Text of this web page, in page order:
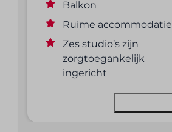
Balkon
Ruime accommodatie
Zes studio’s zijn
zorgtoegankelijk
ingericht